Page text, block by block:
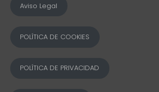
Aviso Legal
POLÍTICA DE COOKIES
POLÍTICA DE PRIVACIDAD